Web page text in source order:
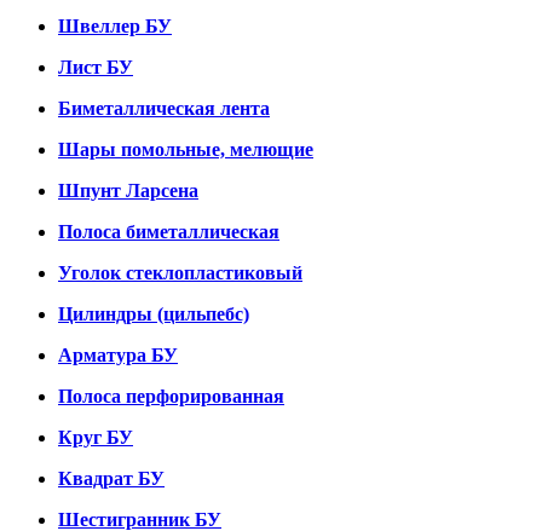
Швеллер БУ
Лист БУ
Биметаллическая лента
Шары помольные, мелющие
Шпунт Ларсена
Полоса биметаллическая
Уголок стеклопластиковый
Цилиндры (цильпебс)
Арматура БУ
Полоса перфорированная
Круг БУ
Квадрат БУ
Шестигранник БУ